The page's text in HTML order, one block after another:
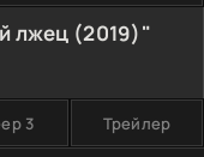
лжец (2019)"
3 Трейлер